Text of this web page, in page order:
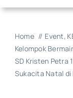
Home Event
Kelompok
SD Kristen Petra
Sukacita Natal di